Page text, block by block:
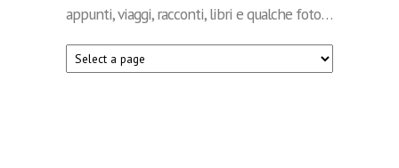
appunti, viaggi, racconti, libri e qualche foto…